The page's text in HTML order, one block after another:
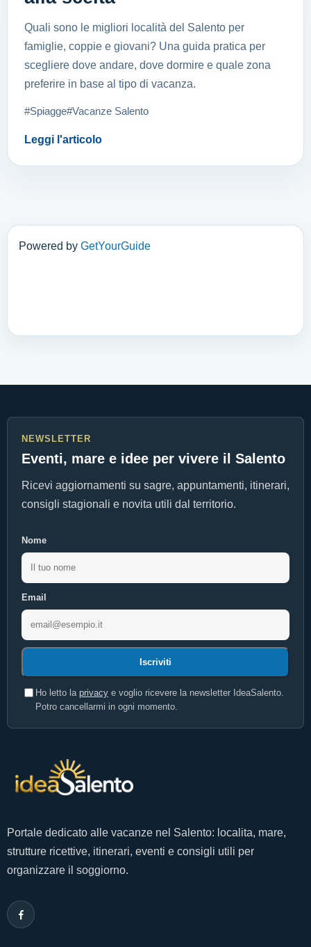
Quali sono le migliori località del Salento per
famiglie, coppie e giovani? Una guida pratica per
scegliere dove andare, dove dormire e quale zona
preferire in base al tipo di vacanza.
#Spiagge#Vacanze Salento
Leggi l'articolo
Powered by GetYourGuide
NEWSLETTER
Eventi, mare e idee per vivere il Salento
Ricevi aggiornamenti su sagre, appuntamenti, itinerari,
consigli stagionali e novita utili dal territorio.
Nome
Email
Iscriviti
Ho letto la privacy e voglio ricevere la newsletter IdeaSalento.
Potro cancellarmi in ogni momento.
Portale dedicato alle vacanze nel Salento: localita, mare,
strutture ricettive, itinerari, eventi e consigli utili per
organizzare il soggiorno.
Facebook